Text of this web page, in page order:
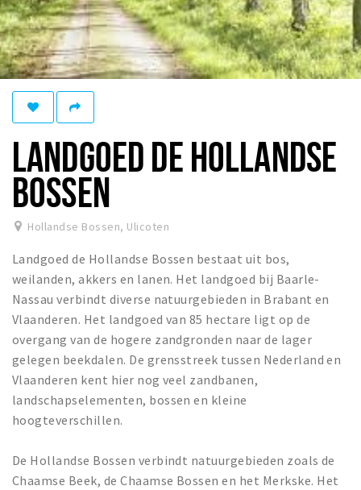
Slapen
Recreatief
Winkels
Winkelgebieden
Bezienswaardigheden
Musea, theaters & podia
Uitjes & activiteiten
Toeristische routes
Natuurgebieden
Baroniepoorten
Privacy
Inloggen
LANDGOED DE HOLLANDSE
BOSSEN
Hollandse Bossen, Ulicoten
Landgoed de Hollandse Bossen bestaat uit bos,
weilanden, akkers en lanen. Het landgoed bij Baarle-
Nassau verbindt diverse natuurgebieden in Brabant en
Vlaanderen. Het landgoed van 85 hectare ligt op de
overgang van de hogere zandgronden naar de lager
gelegen beekdalen. De grensstreek tussen Nederland en
Vlaanderen kent hier nog veel zandbanen,
landschapselementen, bossen en kleine
hoogteverschillen.
De Hollandse Bossen verbindt natuurgebieden zoals de
Chaamse Beek, de Chaamse Bossen en het Merkske. Het